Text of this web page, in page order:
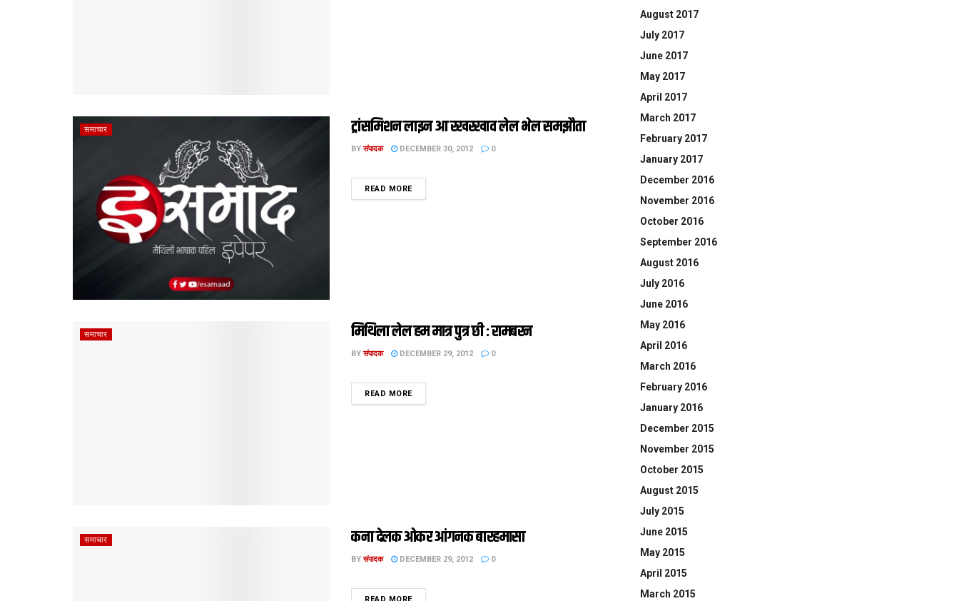
समाचार ट्रांसमिशन लाइन आ रखरखाव लेल भेल समझौता
BY संपादक DECEMBER 30, 2012 0
READ MOREDETAILS
समाचार मिथिला लेल हम मात्र पुत्र छी : रामबरन
BY संपादक DECEMBER 29, 2012 0
READ MOREDETAILS
समाचार कना देलक ओकर आंगनक बारहमासा
BY संपादक DECEMBER 29, 2012 0
READ MOREDETAILS
August 2017
July 2017
June 2017
May 2017
April 2017
March 2017
February 2017
January 2017
December 2016
November 2016
October 2016
September 2016
August 2016
July 2016
June 2016
May 2016
April 2016
March 2016
February 2016
January 2016
December 2015
November 2015
October 2015
August 2015
July 2015
June 2015
May 2015
April 2015
March 2015